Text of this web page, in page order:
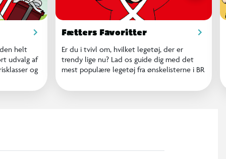
helt
udvalg af
og
Fætters Favoritter
Er du i tvivl om, hvilket legetøj, der er
trendy lige nu? Lad os guide dig med det
mest populære legetøj fra ønskelisterne i BR